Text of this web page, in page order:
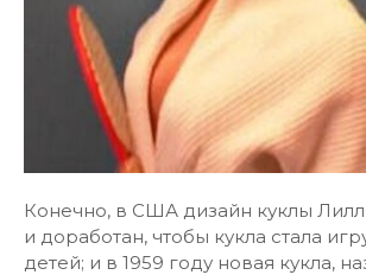
Конечно, в США дизайн куклы
и доработан, чтобы кукла стала
детей; и в 1959 году новая кукла,